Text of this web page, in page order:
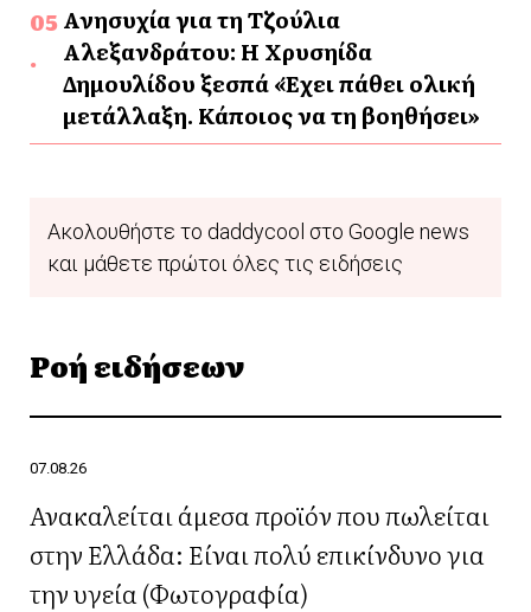
Ανησυχία για τη Τζούλια
Αλεξανδράτου: Η Χρυσηίδα
Δημουλίδου ξεσπά «Έχει πάθει ολική
μετάλλαξη. Κάποιος να τη βοηθήσει»
Ακολουθήστε το daddycool στο Google news
και μάθετε πρώτοι όλες τις ειδήσεις
Ροή ειδήσεων
07.08.26
Ανακαλείται άμεσα προϊόν που πωλείται
στην Ελλάδα: Είναι πολύ επικίνδυνο για
την υγεία (Φωτογραφία)